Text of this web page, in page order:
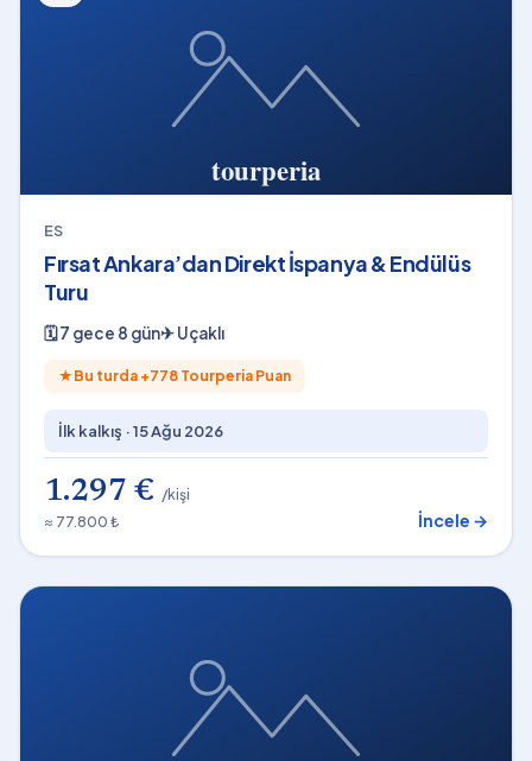
ES
Fırsat Ankara’dan Direkt İspanya & Endülüs
Turu
🗓7 gece 8 gün✈Uçaklı
★ Bu turda +778 Tourperia Puan
İlk kalkış ·15 Ağu 2026
1.297 € /kişi
≈ 77.800 ₺
İncele →